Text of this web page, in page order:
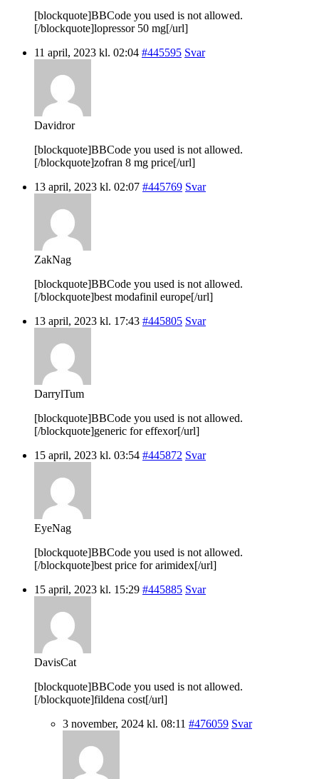
[blockquote]BBCode you used is not allowed.
[/blockquote]lopressor 50 mg[/url]
11 april, 2023 kl. 02:04 #445595 Svar
Davidror
[blockquote]BBCode you used is not allowed.
[/blockquote]zofran 8 mg price[/url]
13 april, 2023 kl. 02:07 #445769 Svar
ZakNag
[blockquote]BBCode you used is not allowed.
[/blockquote]best modafinil europe[/url]
13 april, 2023 kl. 17:43 #445805 Svar
DarrylTum
[blockquote]BBCode you used is not allowed.
[/blockquote]generic for effexor[/url]
15 april, 2023 kl. 03:54 #445872 Svar
EyeNag
[blockquote]BBCode you used is not allowed.
[/blockquote]best price for arimidex[/url]
15 april, 2023 kl. 15:29 #445885 Svar
DavisCat
[blockquote]BBCode you used is not allowed.
[/blockquote]fildena cost[/url]
3 november, 2024 kl. 08:11 #476059 Svar